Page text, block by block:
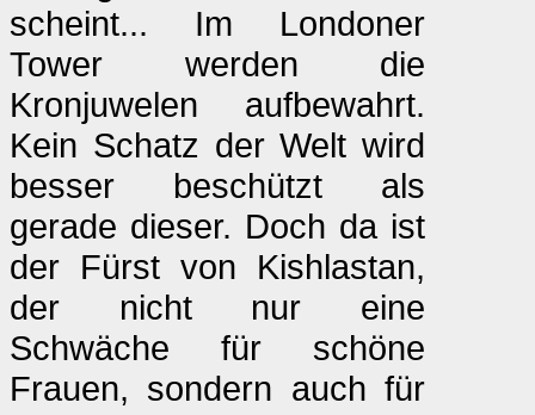
scheint... Im Londoner
Tower werden die
Kronjuwelen aufbewahrt.
Kein Schatz der Welt wird
besser beschützt als
gerade dieser. Doch da ist
der Fürst von Kishlastan,
der nicht nur eine
Schwäche für schöne
Frauen, sondern auch für